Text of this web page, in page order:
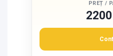
PREȚ /